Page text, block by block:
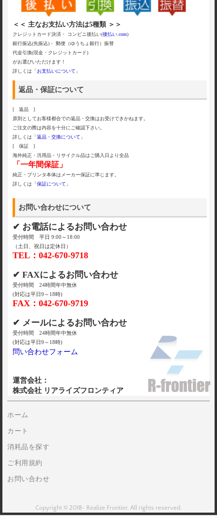
＜＜ 主なお支払い方法は5種類 ＞＞
クレジットカード決済・ コンビニ後払い(後払い.com)
銀行振込(先振込)・ 郵便（ゆうちょ銀行）振替
代金引換(現金・クレジットカード)
がお選びいただけます！
詳しくは「お支払いについて 」
返品・保証について
[ 返品 ]
原則としてお客様都合での返品・交換はお受けできかねます。
ご注文の際は内容を十分にご確認下さい。
詳しくは「返品・交換について 」
[ 保証 ]
海外純正・汎用品・リサイクル品はご購入日より全品
「一年間保証」
純正・プリンタ本体はメーカー保証に準じます。
詳しくは「保証について 」
お問い合わせについて
✔ お電話によるお問い合わせ
受付時間 平日 9:00～18:00
（土日、祝日は定休日）
TEL：042-670-9718
✔ FAXによるお問い合わせ
受付時間 24時間年中無休
(対応は平日9～18時)
FAX：042-670-9719
✔ メールによるお問い合わせ
受付時間 24時間年中無休
(対応は平日9～18時)
問い合わせフォーム
運営会社：
株式会社 リアライズフロンティア
ホーム
カート
消耗品を探す
ご利用規約
お問い合わせ
Copyright © 2018- Realize Frontier. All rights reserved.